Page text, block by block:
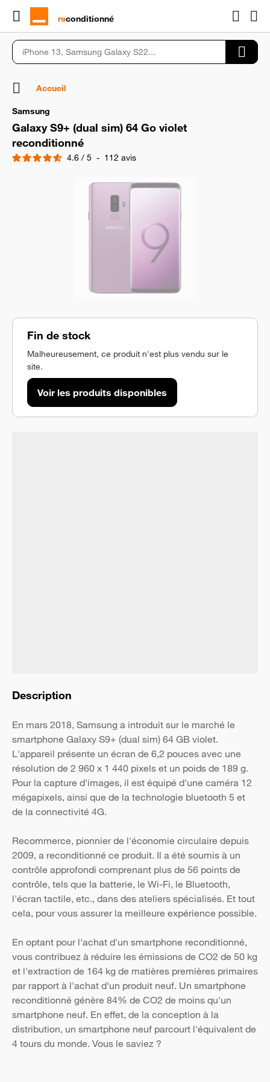
rɘconditionné
Accueil
Samsung
Galaxy S9+ (dual sim) 64 Go violet
reconditionné
4.6 / 5 - 112 avis
Fin de stock
Malheureusement, ce produit n'est plus vendu sur le
site.
Voir les produits disponibles
Description
En mars 2018, Samsung a introduit sur le marché le
smartphone Galaxy S9+ (dual sim) 64 GB violet.
L'appareil présente un écran de 6,2 pouces avec une
résolution de 2 960 x 1 440 pixels et un poids de 189 g.
Pour la capture d'images, il est équipé d'une caméra 12
mégapixels, ainsi que de la technologie bluetooth 5 et
de la connectivité 4G.
Recommerce, pionnier de l'économie circulaire depuis
2009, a reconditionné ce produit. Il a été soumis à un
contrôle approfondi comprenant plus de 56 points de
contrôle, tels que la batterie, le Wi-Fi, le Bluetooth,
l'écran tactile, etc., dans des ateliers spécialisés. Et tout
cela, pour vous assurer la meilleure expérience possible.
En optant pour l'achat d'un smartphone reconditionné,
vous contribuez à réduire les émissions de CO2 de 50 kg
et l'extraction de 164 kg de matières premières primaires
par rapport à l'achat d'un produit neuf. Un smartphone
reconditionné génère 84% de CO2 de moins qu'un
smartphone neuf. En effet, de la conception à la
distribution, un smartphone neuf parcourt l'équivalent de
4 tours du monde. Vous le saviez ?